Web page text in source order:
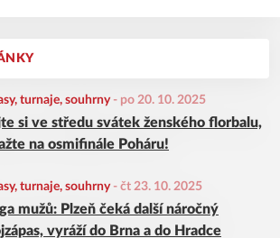
turnaje, souhrny - po 20. 10. 2025
si ve středu svátek ženského florbalu,
na osmifinále Poháru!
turnaje, souhrny - čt 23. 10. 2025
mužů: Plzeň čeká další náročný
vyráží do Brna a do Hradce